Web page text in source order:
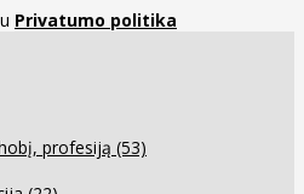
Privatumo politika
profesiją (53)